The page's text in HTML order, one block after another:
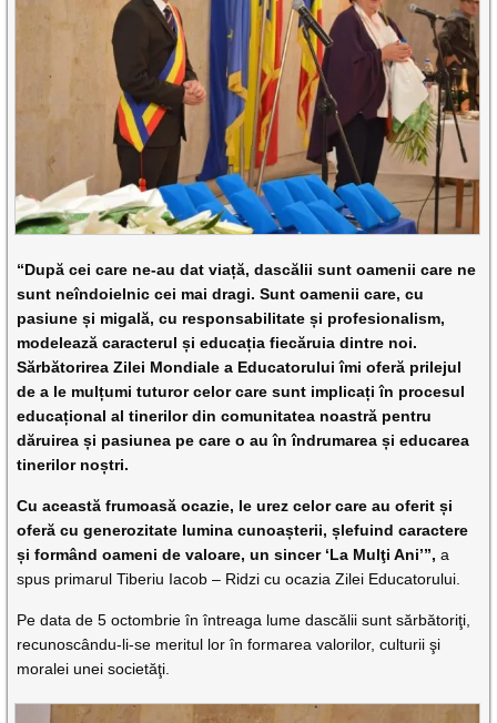
“După cei care ne-au dat viață, dascălii sunt oamenii care ne
sunt neîndoielnic cei mai dragi. Sunt oamenii care, cu
pasiune și migală, cu responsabilitate și profesionalism,
modelează caracterul și educația fiecăruia dintre noi.
Sărbătorirea Zilei Mondiale a Educatorului îmi oferă prilejul
de a le mulțumi tuturor celor care sunt implicați în procesul
educațional al tinerilor din comunitatea noastră pentru
dăruirea și pasiunea pe care o au în îndrumarea și educarea
tinerilor noștri.
Cu această frumoasă ocazie, le urez celor care au oferit și
oferă cu generozitate lumina cunoașterii, șlefuind caractere
și formând oameni de valoare, un sincer ‘La Mulţi Ani’”, a
spus primarul Tiberiu Iacob – Ridzi cu ocazia Zilei Educatorului.
Pe data de 5 octombrie în întreaga lume dascălii sunt sărbătoriţi,
recunoscându-li-se meritul lor în formarea valorilor, culturii şi
moralei unei societăţi.